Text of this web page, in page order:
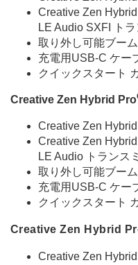
Creative Zen
LE Audio SXFI ト
取り外し可能ブー
充電用USB-C ケー
クイックスタート
Creative Zen Hybrid Pro
Creative Zen
Creative Zen
LE Audio トランス
取り外し可能ブー
充電用USB-C ケー
クイックスタート
Creative Zen Hybrid
Creative Zen